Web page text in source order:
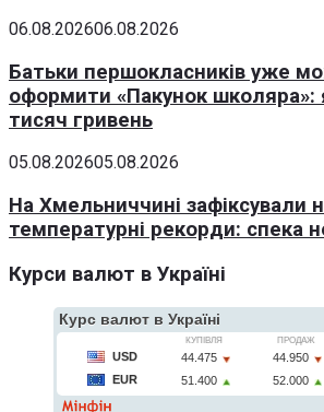
06.08.202606.08.2026
Батьки першокласників уже
оформити «Пакунок школяра»:
тисяч гривень
05.08.202605.08.2026
На Хмельниччині зафіксували
температурні рекорди: спека
Курси валют в Україні